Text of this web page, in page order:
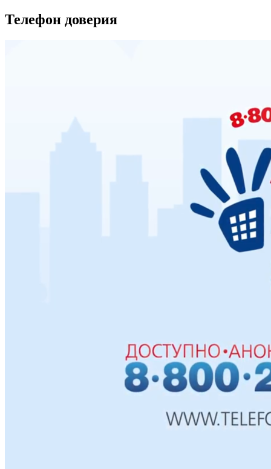
Телефон доверия